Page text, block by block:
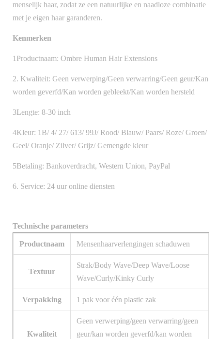
menselijk haar, zodat ze een natuurlijke en naadloze combinatie
met je eigen haar garanderen.
Kenmerken
1Productnaam: Ombre Human Hair Extensions
2. Kwaliteit: Geen verwerping/Geen verwarring/Geen geur/Kan
worden geverfd/Kan worden gebleekt/Kan worden hersteld
3Lengte: 8-30 inch
4Kleur: 1B/ 4/ 27/ 613/ 99J/ Rood/ Blauw/ Paars/ Roze/ Groen/
Geel/ Oranje/ Zilver/ Grijz/ Gemengde kleur
5Betaling: Bankoverdracht, Western Union, PayPal
6. Service: 24 uur online diensten
Technische parameters
Productnaam Mensenhaarverlengingen schaduwen
Textuur
Strak/Body Wave/Deep Wave/Loose
Wave/Curly/Kinky Curly
Verpakking 1 pak voor één plastic zak
Kwaliteit
Geen verwerping/geen verwarring/geen
geur/kan worden geverfd/kan worden